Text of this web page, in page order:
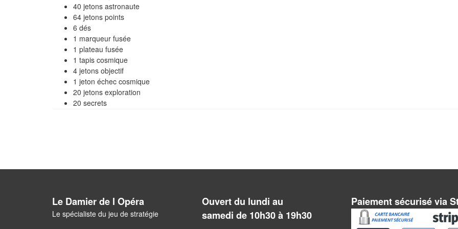
40 jetons astronaute
64 jetons points
6 dés
1 marqueur fusée
1 plateau fusée
1 tapis cosmique
4 jetons objectif
1 jeton échec cosmique
20 jetons exploration
20 secrets
Le Damier de l Opéra
Le spécialiste du jeu de stratégie
Ouvert du lundi au
samedi de 10h30 à 19h30
Paiement sécurisé via